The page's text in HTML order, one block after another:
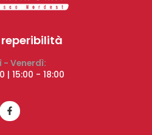
- Venerdì:
| 15:00 - 18:00